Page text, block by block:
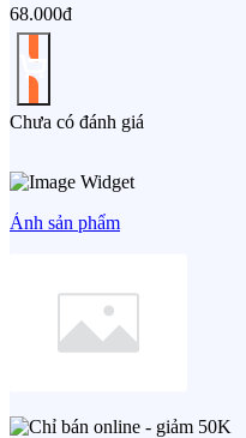
68.000đ
Chưa có đánh giá
Ảnh sản phẩm